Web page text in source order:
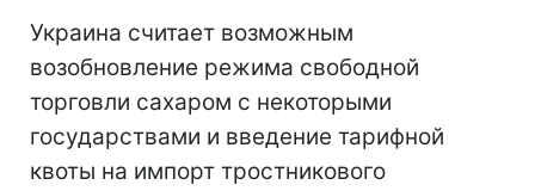
Украина считает возможным
возобновление режима свободной
торговли сахаром с некоторыми
государствами и введение тарифной
квоты на импорт тростникового